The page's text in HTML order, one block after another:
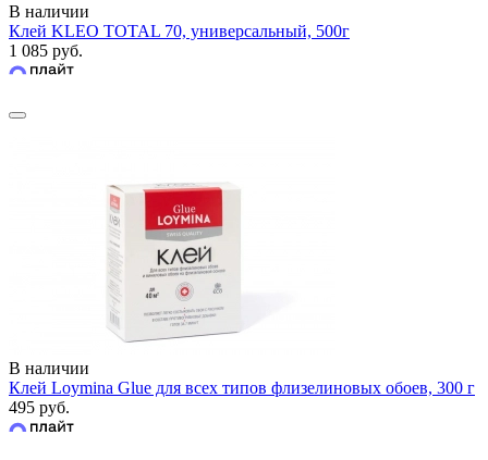
В наличии
Клей KLEO TOTAL 70, универсальный, 500г
1 085 руб.
В наличии
Клей Loymina Glue для всех типов флизелиновых обоев, 300 г
495 руб.